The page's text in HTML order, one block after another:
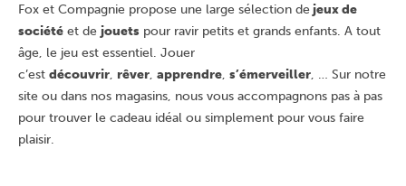
Fox et Compagnie propose une large sélection de jeux de
société et de jouets pour ravir petits et grands enfants. A tout
âge, le jeu est essentiel. Jouer
c’est découvrir, rêver, apprendre, s’émerveiller, … Sur notre
site ou dans nos magasins, nous vous accompagnons pas à pas
pour trouver le cadeau idéal ou simplement pour vous faire
plaisir.